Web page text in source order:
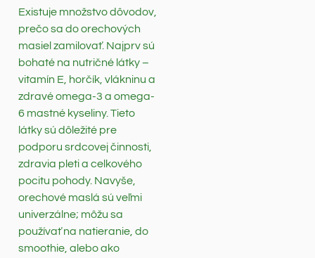
Existuje množstvo dôvodov,
prečo sa do orechových
masiel zamilovať. Najprv sú
bohaté na nutričné látky –
vitamín E, horčík, vlákninu a
zdravé omega-3 a omega-
6 mastné kyseliny. Tieto
látky sú dôležité pre
podporu srdcovej činnosti,
zdravia pleti a celkového
pocitu pohody. Navyše,
orechové maslá sú veľmi
univerzálne; môžu sa
používať na natieranie, do
smoothie, alebo ako